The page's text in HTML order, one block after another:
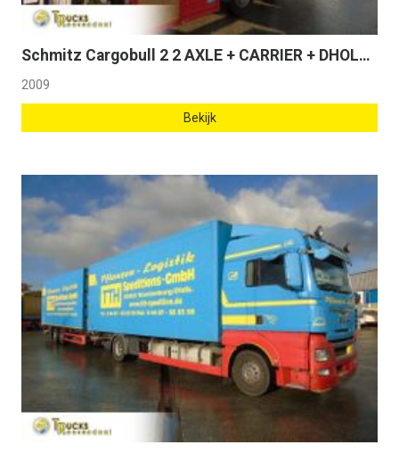
Schmitz Cargobull 2 2 AXLE + CARRIER + DHOLLANDIA LOADLIFT
2009
Bekijk